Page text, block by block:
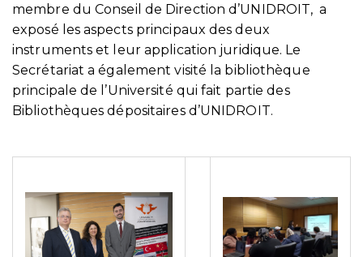
membre du Conseil de Direction d’UNIDROIT, a
exposé les aspects principaux des deux
instruments et leur application juridique. Le
Secrétariat a également visité la bibliothèque
principale de l’Université qui fait partie des
Bibliothèques dépositaires d’UNIDROIT.